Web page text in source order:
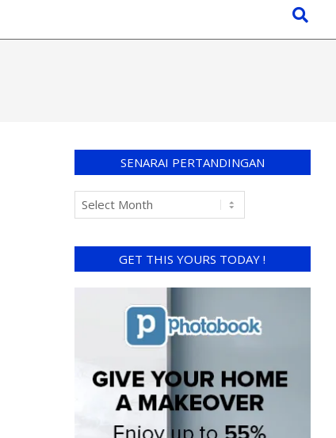
SENARAI PERTANDINGAN
GET THIS YOURS TODAY !